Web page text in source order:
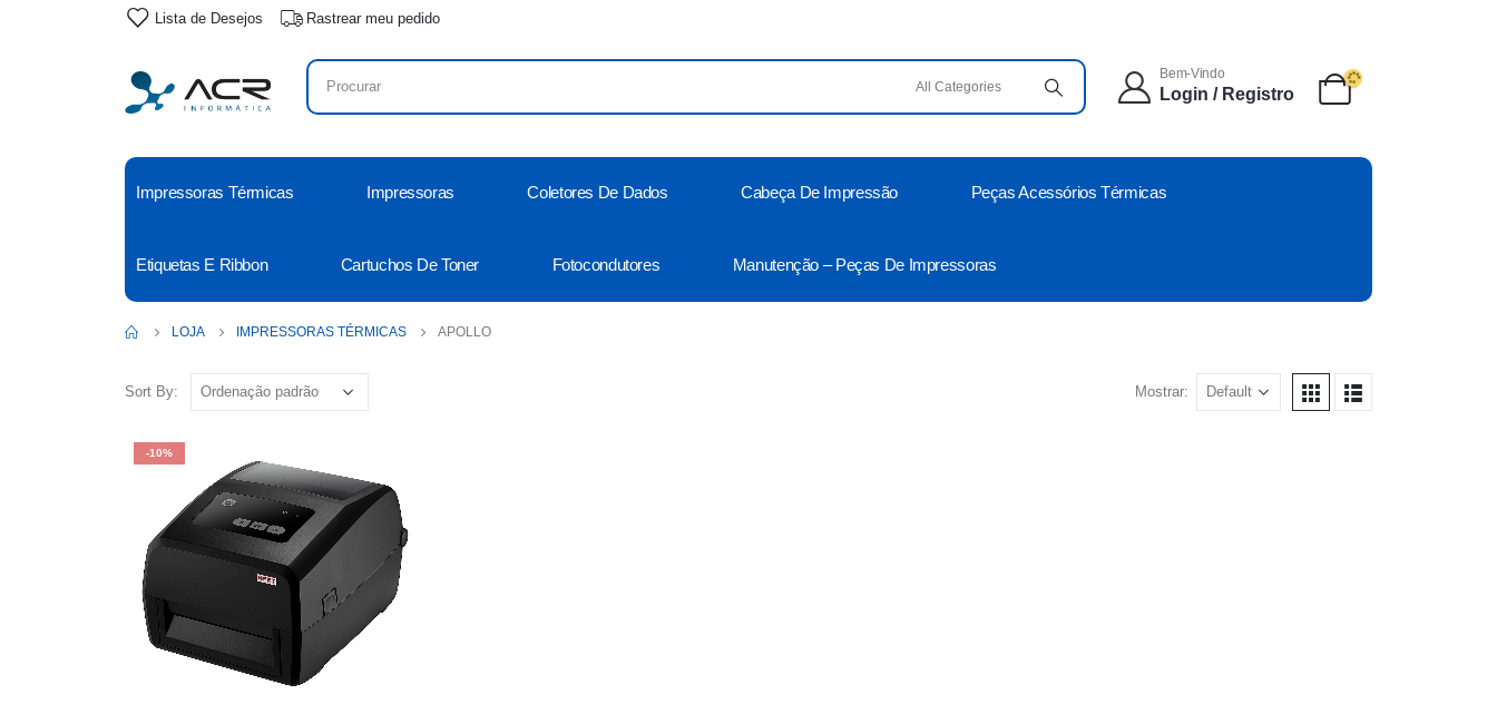
Lista de Desejos Rastrear meu pedido
Bem-Vindo
Login / Registro
Impressoras Térmicas Impressoras Coletores De Dados Cabeça De Impressão Peças Acessórios Térmicas
Etiquetas E Ribbon Cartuchos De Toner Fotocondutores Manutenção – Peças De Impressoras
LOJA IMPRESSORAS TÉRMICAS APOLLO
Sort By: Mostrar:
-10%